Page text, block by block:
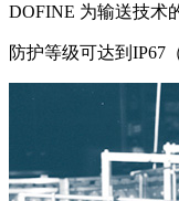
DOFINE 为输送技术
防护等级可达到IP67